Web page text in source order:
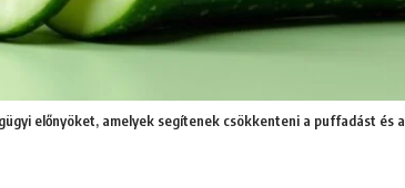
előnyöket, amelyek segítenek csökkenteni a puffadást és a